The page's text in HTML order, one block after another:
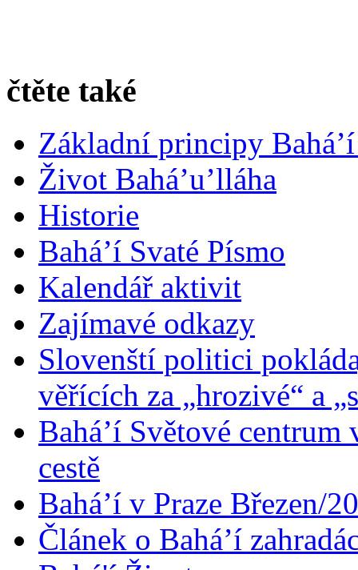
čtěte také
Základní principy
Život Bahá’u’lláha
Historie
Bahá’í Svaté Písmo
Kalendář aktivit
Zajímavé odkazy
Slovenští politici
věřících za „hrozivé“ a
Bahá’í Světové
cestě
Bahá’í v Praze Březen/
Článek o Bahá’í